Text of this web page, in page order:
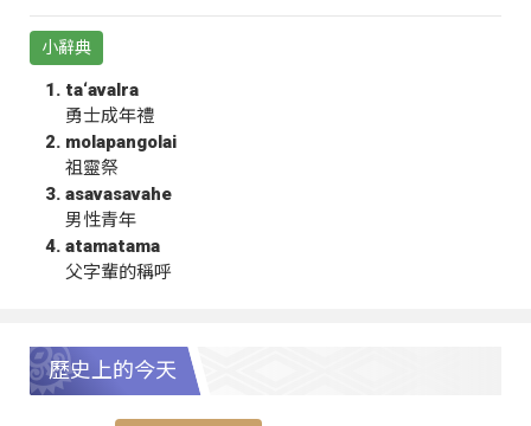
小辭典
ta‘avalra
勇士成年禮
molapangolai
祖靈祭
asavasavahe
男性青年
atamatama
父字輩的稱呼
歷史上的今天